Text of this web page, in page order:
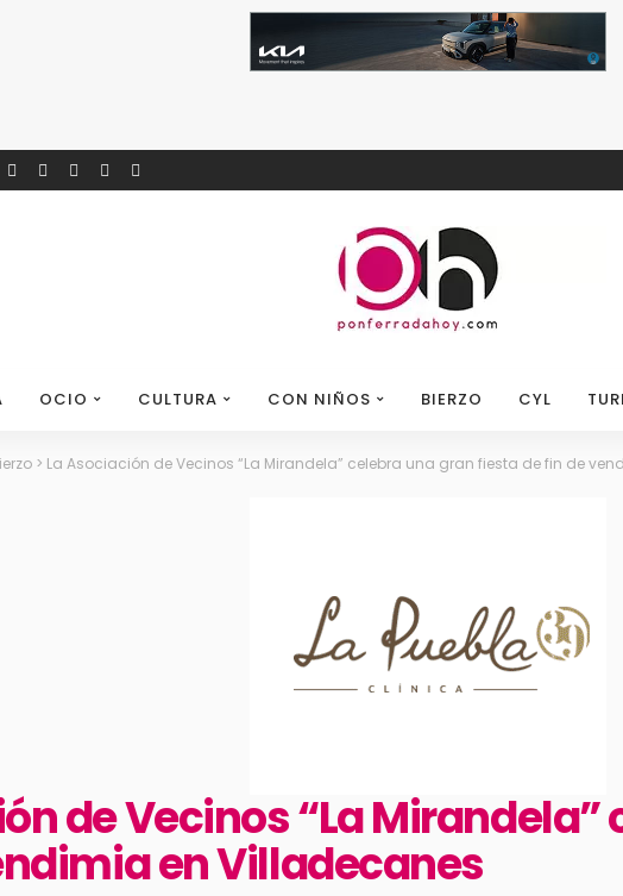
OCIO CULTURA CON NIÑOS BIERZO CYL
> La Asociación de Vecinos “La Mirandela” celebra una gran fiesta de fin de
de Vecinos “La
en Villadecanes